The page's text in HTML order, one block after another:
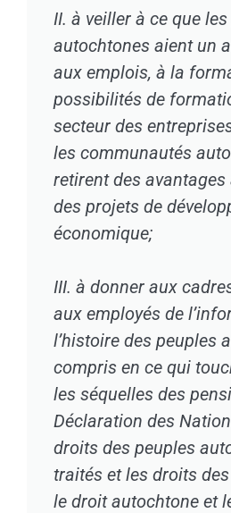
II. à veiller à ce que
autochtones aient un
aux emplois, à la
possibilités de
secteur des
les communautés
retirent des
des projets de
économique;
III. à donner aux
aux employés de
l’histoire des peuples
compris en ce qui
les séquelles des
Déclaration des
droits des peuples
traités et les droits
le droit autochtone et